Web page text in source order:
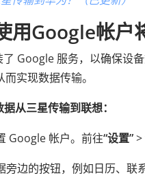
用Google帐户
Google 服务，以确保设
实现数据传输。
从三星传输到联想：
Google 帐户。前往“设置”>
旁边的按钮，例如日历、联